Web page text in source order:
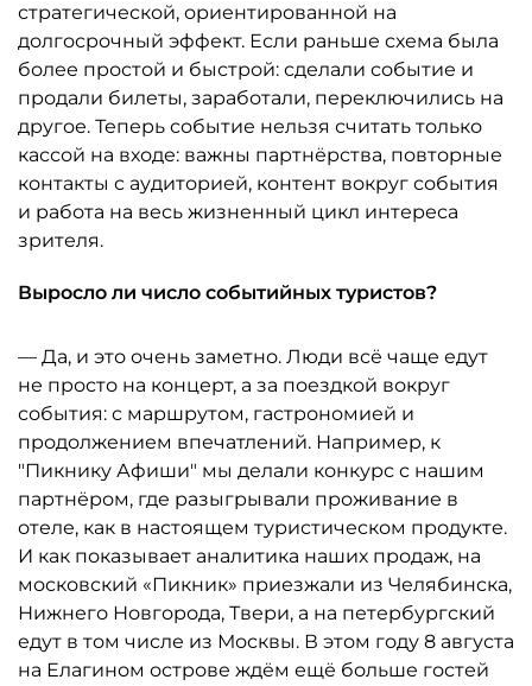
стратегической, ориентированной на
долгосрочный эффект. Если раньше схема была
более простой и быстрой: сделали событие и
продали билеты, заработали, переключились на
другое. Теперь событие нельзя считать только
кассой на входе: важны партнёрства, повторные
контакты с аудиторией, контент вокруг события
и работа на весь жизненный цикл интереса
зрителя.
Выросло ли число событийных туристов?
— Да, и это очень заметно. Люди всё чаще едут
не просто на концерт, а за поездкой вокруг
события: с маршрутом, гастрономией и
продолжением впечатлений. Например, к
"Пикнику Афиши" мы делали конкурс с нашим
партнёром, где разыгрывали проживание в
отеле, как в настоящем туристическом продукте.
И как показывает аналитика наших продаж, на
московский «Пикник» приезжали из Челябинска,
Нижнего Новгорода, Твери, а на петербургский
едут в том числе из Москвы. В этом году 8 августа
на Елагином острове ждём ещё больше гостей